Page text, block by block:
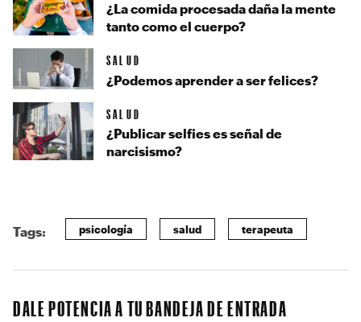
¿La comida procesada daña la mente
tanto como el cuerpo?
SALUD
¿Podemos aprender a ser felices?
SALUD
¿Publicar selfies es señal de
narcisismo?
Tags: psicología salud terapeuta
DALE POTENCIA A TU BANDEJA DE ENTRADA